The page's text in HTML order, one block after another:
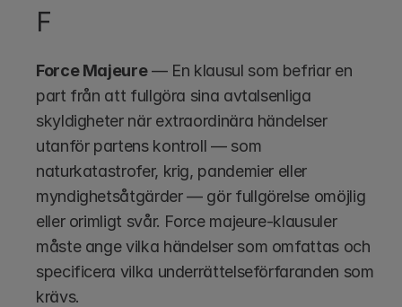
F
Force Majeure — En klausul som befriar en
part från att fullgöra sina avtalsenliga
skyldigheter när extraordinära händelser
utanför partens kontroll — som
naturkatastrofer, krig, pandemier eller
myndighetsåtgärder — gör fullgörelse omöjlig
eller orimligt svår. Force majeure-klausuler
måste ange vilka händelser som omfattas och
specificera vilka underrättelseförfaranden som
krävs.